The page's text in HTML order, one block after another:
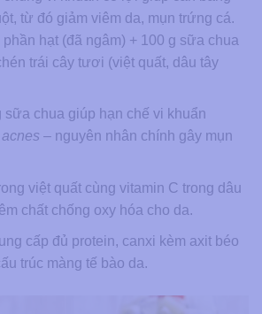
từ đó giảm viêm da, mụn trứng cá.
hạt (đã ngâm) + 100 g sữa chua
trái cây tươi (việt quất, dâu tây
sữa chua giúp hạn chế vi khuẩn
– nguyên nhân chính gây mụn
việt quất cùng vitamin C trong dâu
chất chống oxy hóa cho da.
cấp đủ protein, canxi kèm axit béo
trúc màng tế bào da.